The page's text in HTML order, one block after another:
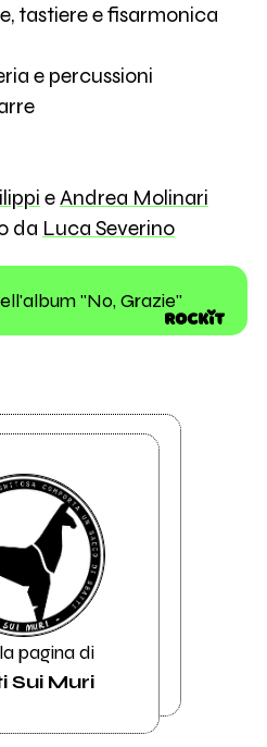
tastiere e fisarmonica
e percussioni
eAndrea Molinari
da Luca Severino
"No, Grazie"
pagina di
Sui Muri